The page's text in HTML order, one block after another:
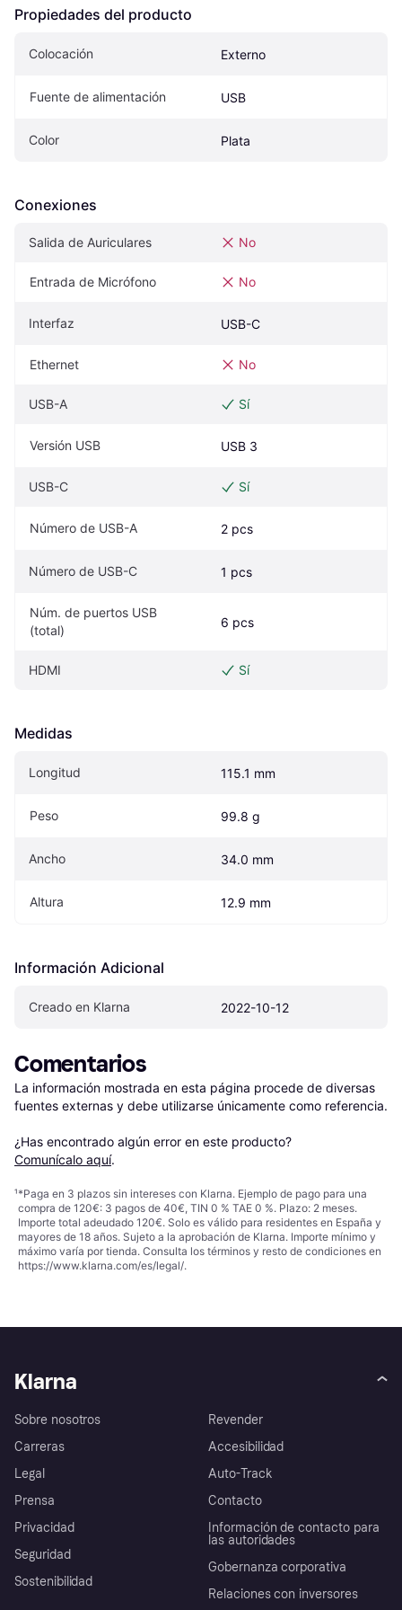
Propiedades del producto
Colocación Externo
Fuente de alimentación USB
Color Plata
Conexiones
Salida de Auriculares No
Entrada de Micrófono No
Interfaz USB-C
Ethernet No
USB-A Sí
Versión USB USB 3
USB-C Sí
Número de USB-A 2 pcs
Número de USB-C 1 pcs
Núm. de puertos USB
(total)
6 pcs
HDMI Sí
Medidas
Longitud 115.1 mm
Peso 99.8 g
Ancho 34.0 mm
Altura 12.9 mm
Información Adicional
Creado en Klarna 2022-10-12
Comentarios
La información mostrada en esta página procede de diversas
fuentes externas y debe utilizarse únicamente como referencia.
¿Has encontrado algún error en este producto?
Comunícalo aquí.
¹*Paga en 3 plazos sin intereses con Klarna. Ejemplo de pago para una
compra de 120€: 3 pagos de 40€, TIN 0 % TAE 0 %. Plazo: 2 meses.
Importe total adeudado 120€. Solo es válido para residentes en España y
mayores de 18 años. Sujeto a la aprobación de Klarna. Importe mínimo y
máximo varía por tienda. Consulta los términos y resto de condiciones en
https://www.klarna.com/es/legal/.
Klarna
Sobre nosotros
Carreras
Legal
Prensa
Privacidad
Seguridad
Sostenibilidad
Revender
Accesibilidad
Auto-Track
Contacto
Información de contacto para
las autoridades
Gobernanza corporativa
Relaciones con inversores